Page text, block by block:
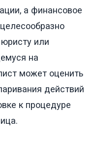
а финансовое
или
на
может оценить
действий
к процедуре